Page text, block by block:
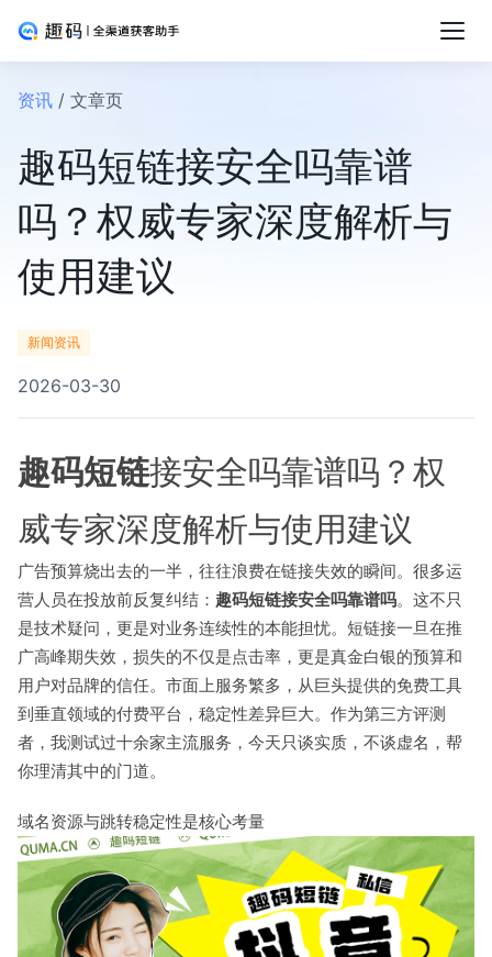
资讯 / 文章页
趣码短链接安全吗靠谱
吗？权威专家深度解析与
使用建议
新闻资讯
2026-03-30
趣码短链接安全吗靠谱吗？权
威专家深度解析与使用建议
广告预算烧出去的一半，往往浪费在链接失效的瞬间。很多运
营人员在投放前反复纠结： 趣码短链接安全吗靠谱吗。这不只
是技术疑问，更是对业务连续性的本能担忧。短链接一旦在推
广高峰期失效，损失的不仅是点击率，更是真金白银的预算和
用户对品牌的信任。市面上服务繁多，从巨头提供的免费工具
到垂直领域的付费平台，稳定性差异巨大。作为第三方评测
者，我测试过十余家主流服务，今天只谈实质，不谈虚名，帮
你理清其中的门道。
域名资源与跳转稳定性是核心考量